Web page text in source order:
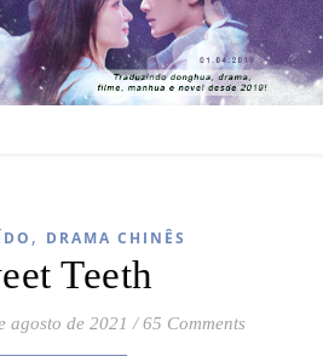
, DRAMA CHINÊS
Teeth
agosto de 2021 / 65 Comments